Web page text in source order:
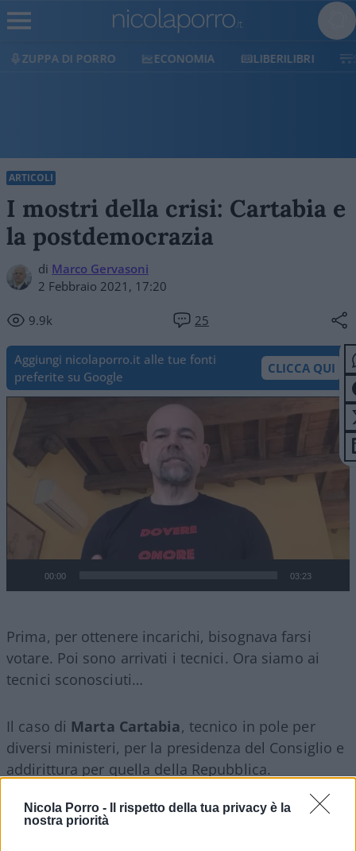
Nicola Porro -
Il rispetto della tua privacy è la
nostra priorità
ECONOMIA LIBERILIBRI SHOP
ARTICOLI
I mostri della crisi: Cartabia e
la postdemocrazia
di Marco Gervasoni
2 Febbraio 2021, 17:20
9.9k 25
Aggiungi nicolaporro.it alle tue fonti
preferite su Google
CLICCA QUI
Video
Player
00:00 03:23
Prima, per ottenere incarichi, bisognava farsi
votare. Poi sono arrivati i tecnici. Ora siamo ai
tecnici sconosciuti…
Il caso di Marta Cartabia, tecnico in pole per
diversi ministeri, per la presidenza del Consiglio e
addirittura per quella della Repubblica.
#CARTABIA #NAPOLITANO